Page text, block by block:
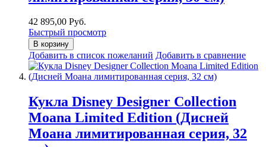
42 895,00 Руб.
Быстрый просмотр
В корзину
Добавить в список пожеланий Добавить в сравнение
Кукла Disney Designer Collection
Moana Limited Edition (Дисней
Моана лимитированная серия, 32